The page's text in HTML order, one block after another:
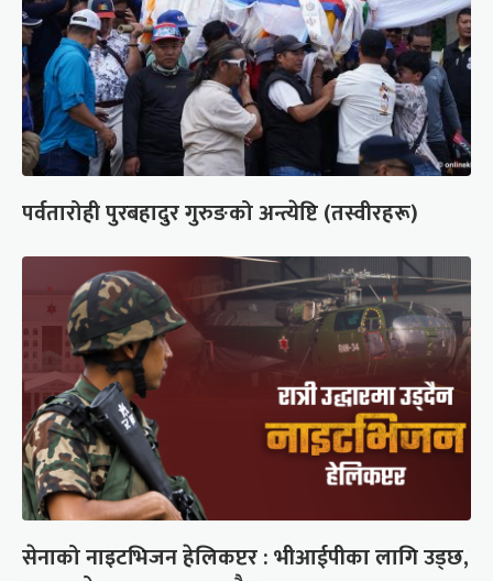
पर्वतारोही पुरबहादुर गुरुङको अन्त्येष्टि (तस्वीरहरू)
सेनाको नाइटभिजन हेलिकप्टर : भीआईपीका लागि उड्छ,